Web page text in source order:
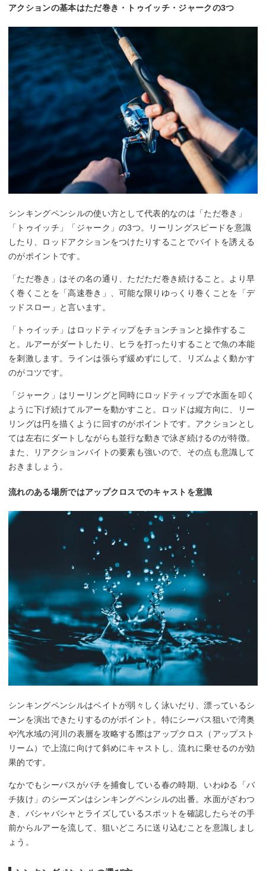
アクションの基本はただ巻き・トゥイッチ・ジャークの3つ
シンキングペンシルの使い方として代表的なのは「ただ巻き」
「トゥイッチ」「ジャーク」の3つ。リーリングスピードを意識
したり、ロッドアクションをつけたりすることでバイトを誘える
のがポイントです。
「ただ巻き」はその名の通り、ただただ巻き続けること。より早
く巻くことを「高速巻き」、可能な限りゆっくり巻くことを「デ
ッドスロー」と言います。
「トゥイッチ」はロッドティップをチョンチョンと操作するこ
と。ルアーがダートしたり、ヒラを打ったりすることで魚の本能
を刺激します。ラインは張らず緩めずにして、リズムよく動かす
のがコツです。
「ジャーク」はリーリングと同時にロッドティップで水面を叩く
ように下げ続けてルアーを動かすこと。ロッドは縦方向に、リー
リングは円を描くように回すのがポイントです。アクションとし
ては左右にダートしながらも並行な動きで泳ぎ続けるのが特徴。
また、リアクションバイトの要素も強いので、その点も意識して
おきましょう。
流れのある場所ではアップクロスでのキャストを意識
シンキングペンシルはベイトが弱々しく泳いだり、漂っているシ
ーンを演出できたりするのがポイント。特にシーバス狙いで湾奥
や汽水域の河川の表層を攻略する際はアップクロス（アップスト
リーム）で上流に向けて斜めにキャストし、流れに乗せるのが効
果的です。
なかでもシーバスがバチを捕食している春の時期、いわゆる「バ
チ抜け」のシーズンはシンキングペンシルの出番。水面がざわつ
き、バシャバシャとライズしているスポットを確認したらその手
前からルアーを流して、狙いどころに送り込むことを意識しまし
ょう。